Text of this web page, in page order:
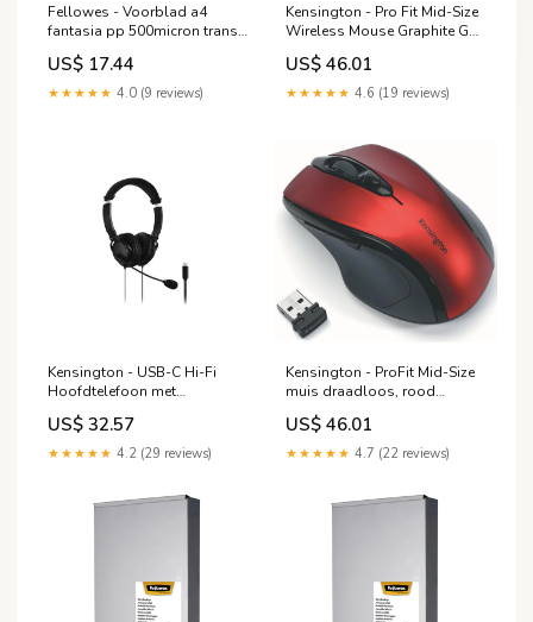
Fellowes - Voorblad a4
fantasia pp 500micron transp
1399139
US$ 17.44
★★★★★ 4.0 (9 reviews)
Kensington - Pro Fit Mid-Size
Wireless Mouse Graphite G
3501179503858
US$ 46.01
★★★★★ 4.6 (19 reviews)
Kensington - USB-C Hi-Fi
Hoofdtelefoon met
microfoon 303031
US$ 32.57
★★★★★ 4.2 (29 reviews)
Kensington - ProFit Mid-Size
muis draadloos, rood
8712615299220
US$ 46.01
★★★★★ 4.7 (22 reviews)